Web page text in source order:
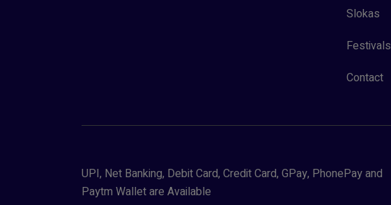
Slokas
Festivals
Contact
UPI, Net Banking, Debit Card, Credit Card, GPay, PhonePay and
Paytm Wallet are Available